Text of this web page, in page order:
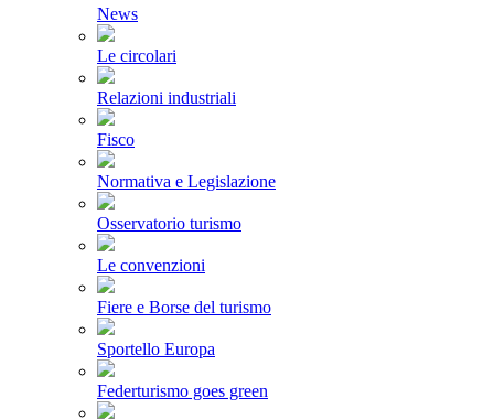
News
Le circolari
Relazioni industriali
Fisco
Normativa e Legislazione
Osservatorio turismo
Le convenzioni
Fiere e Borse del turismo
Sportello Europa
Federturismo goes green